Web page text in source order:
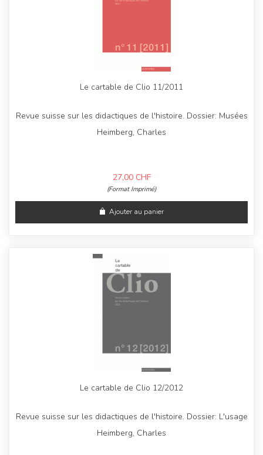
Le cartable de Clio 11/2011
Revue suisse sur les didactiques de l'histoire. Dossier: Musées
Heimberg, Charles
27,00 CHF
(Format Imprimé)
Ajouter au panier
Le cartable de Clio 12/2012
Revue suisse sur les didactiques de l'histoire. Dossier: L'usage
Heimberg, Charles